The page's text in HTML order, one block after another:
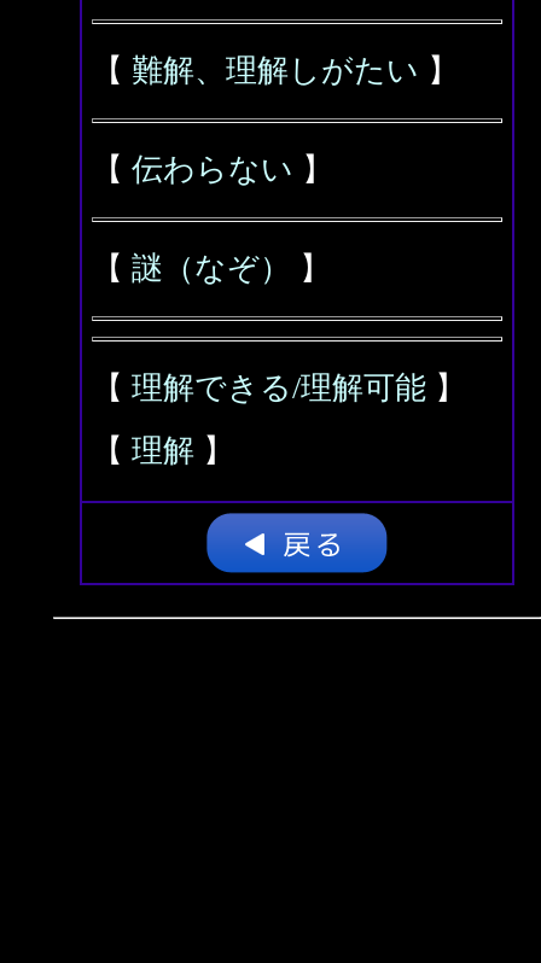
【 難解、理解しがたい 】
【 伝わらない 】
【 謎（なぞ） 】
【 理解できる/理解可能 】
【 理解 】